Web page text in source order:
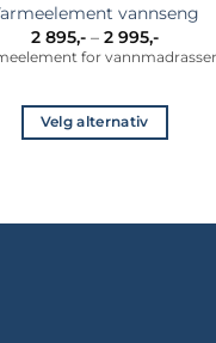
vannseng
2 895,- – 2 995,-
2
895,-
2
for vannmadrasser
Velg alternativ